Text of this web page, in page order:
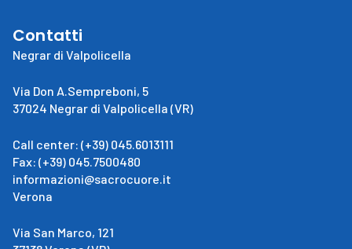
Contatti
Negrar di Valpolicella
Via Don A.Sempreboni, 5
37024 Negrar di Valpolicella (VR)
Call center: (+39) 045.6013111
Fax: (+39) 045.7500480
informazioni@sacrocuore.it
Verona
Via San Marco, 121